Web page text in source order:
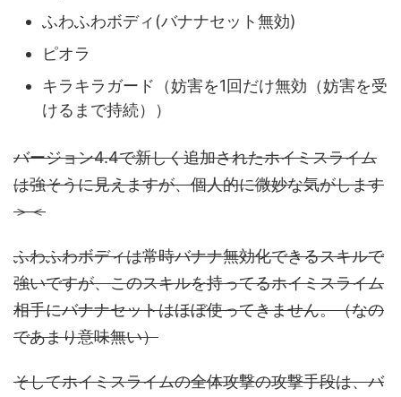
ふわふわボディ(バナナセット無効)
ピオラ
キラキラガード（妨害を1回だけ無効（妨害を受
けるまで持続））
バージョン4.4で新しく追加されたホイミスライム
は強そうに見えますが、個人的に微妙な気がします
＞＜
ふわふわボディは常時バナナ無効化できるスキルで
強いですが、このスキルを持ってるホイミスライム
相手にバナナセットはほぼ使ってきません。（なの
であまり意味無い）
そしてホイミスライムの全体攻撃の攻撃手段は、バ